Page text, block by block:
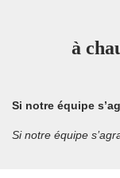
à
Si notre équipe
Si notre équipe